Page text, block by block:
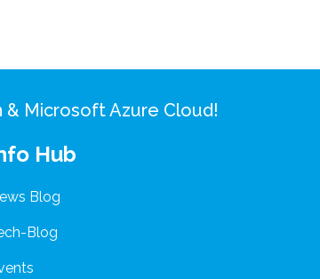
& Microsoft Azure Cloud!
Hub
Blog
Blog